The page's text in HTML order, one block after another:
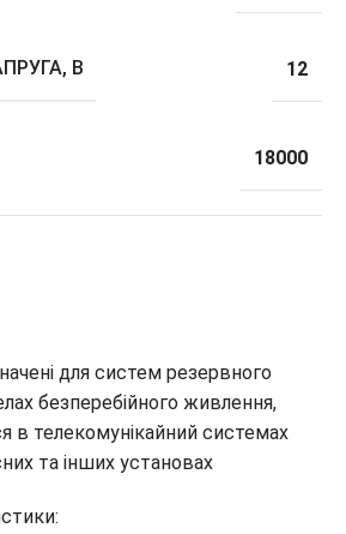
для систем резервного
безперебійного живлення,
в телекомунікайний системах
та інших установах
В 12
18000